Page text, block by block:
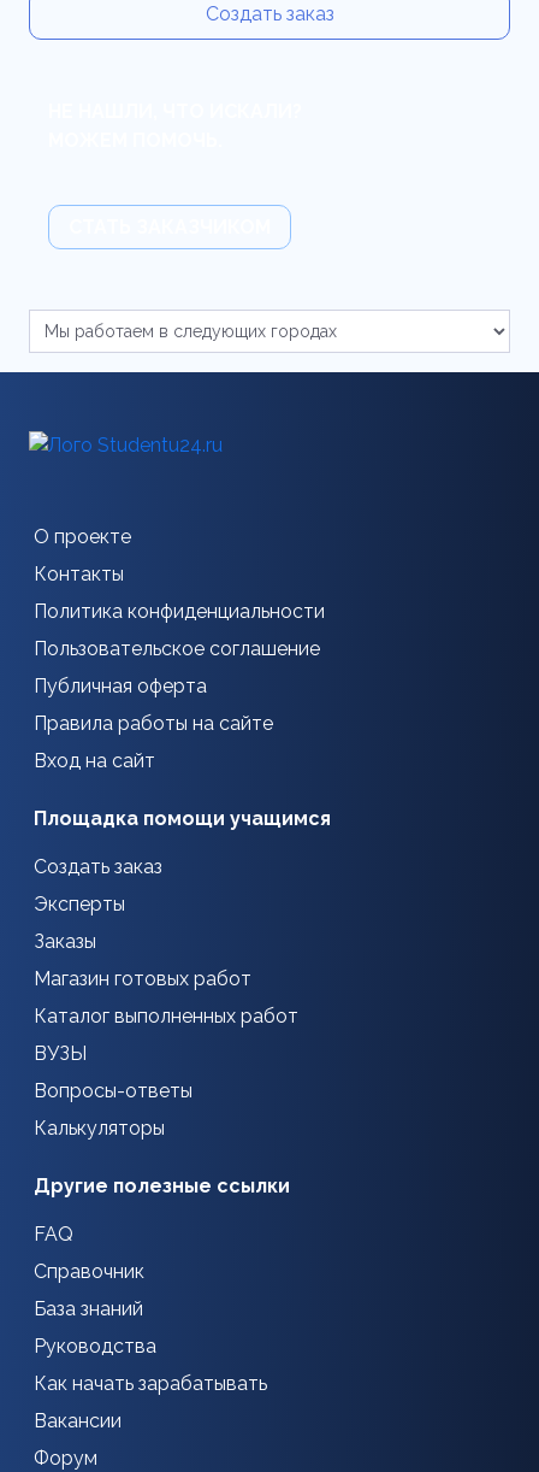
Создать заказ
О проекте
Контакты
Политика конфиденциальности
Пользовательское соглашение
Публичная оферта
Правила работы на сайте
Вход на сайт
Площадка помощи учащимся
Создать заказ
Эксперты
Заказы
Магазин готовых работ
Каталог выполненных работ
ВУЗЫ
Вопросы-ответы
Калькуляторы
Другие полезные ссылки
FAQ
Справочник
База знаний
Руководства
Как начать зарабатывать
Вакансии
Форум